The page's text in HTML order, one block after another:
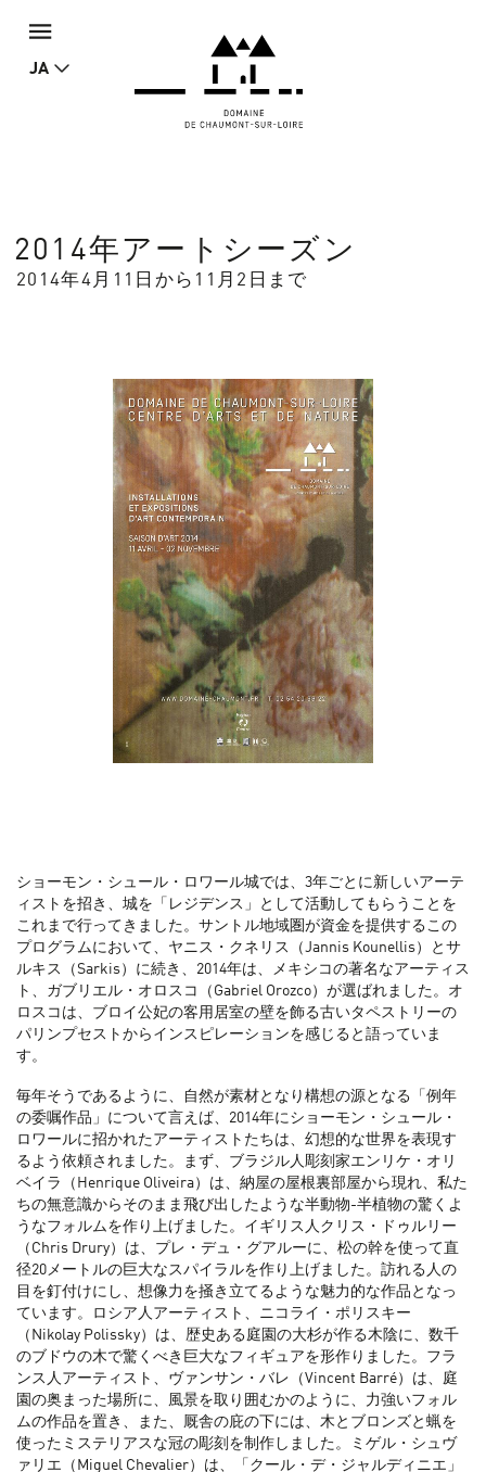
JA
2014年アートシーズン
2014年4月11日から11月2日まで
ショーモン・シュール・ロワール城では、3年ごとに新しいアーテ
ィストを招き、城を「レジデンス」として活動してもらうことを
これまで行ってきました。サントル地域圏が資金を提供するこの
プログラムにおいて、ヤニス・クネリス（Jannis Kounellis）とサ
ルキス（Sarkis）に続き、2014年は、メキシコの著名なアーティス
ト、ガブリエル・オロスコ（Gabriel Orozco）が選ばれました。オ
ロスコは、ブロイ公妃の客用居室の壁を飾る古いタペストリーの
パリンプセストからインスピレーションを感じると語っていま
す。
毎年そうであるように、自然が素材となり構想の源となる「例年
の委嘱作品」について言えば、2014年にショーモン・シュール・
ロワールに招かれたアーティストたちは、幻想的な世界を表現す
るよう依頼されました。まず、ブラジル人彫刻家エンリケ・オリ
ベイラ（Henrique Oliveira）は、納屋の屋根裏部屋から現れ、私た
ちの無意識からそのまま飛び出したような半動物-半植物の驚くよ
うなフォルムを作り上げました。イギリス人クリス・ドゥルリー
（Chris Drury）は、プレ・デュ・グアルーに、松の幹を使って直
径20メートルの巨大なスパイラルを作り上げました。訪れる人の
目を釘付けにし、想像力を掻き立てるような魅力的な作品となっ
ています。ロシア人アーティスト、ニコライ・ポリスキー
（Nikolay Polissky）は、歴史ある庭園の大杉が作る木陰に、数千
のブドウの木で驚くべき巨大なフィギュアを形作りました。フラ
ンス人アーティスト、ヴァンサン・バレ（Vincent Barré）は、庭
園の奥まった場所に、風景を取り囲むかのように、力強いフォル
ムの作品を置き、また、厩舎の庇の下には、木とブロンズと蝋を
使ったミステリアスな冠の彫刻を制作しました。ミゲル・シュヴ
ァリエ（Miguel Chevalier）は、「クール・デ・ジャルディニエ」